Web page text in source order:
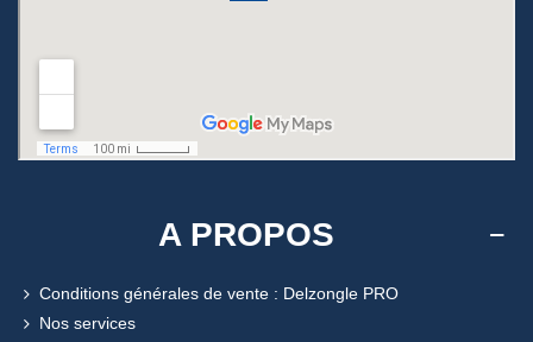
A PROPOS
Conditions générales de vente : Delzongle PRO
Nos services